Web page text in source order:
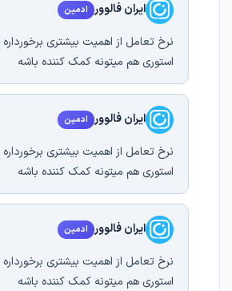
ایران فالوور ادمین
نرخ تعامل از اهمیت بیشتری برخورداره
استوری هم میتونه کمک کننده باشه
ایران فالوور ادمین
نرخ تعامل از اهمیت بیشتری برخورداره
استوری هم میتونه کمک کننده باشه
ایران فالوور ادمین
نرخ تعامل از اهمیت بیشتری برخورداره
استوری هم میتونه کمک کننده باشه